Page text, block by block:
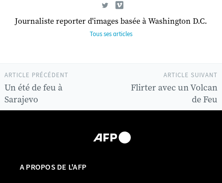
Journaliste reporter d'images basée à Washington D.C.
Tous ses articles
ARTICLE SUIVANT
Flirter avec un Volcan
de Feu
ARTICLE PRÉCÉDENT
Un été de feu à
Sarajevo
A PROPOS DE L'AFP